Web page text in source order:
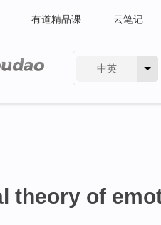
有道精品课 云笔记
中英
theory of